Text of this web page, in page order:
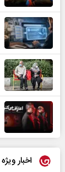
اخبار ویژه